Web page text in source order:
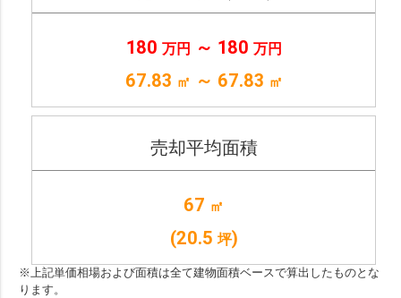
180 万円 ～ 180 万円
67.83 ㎡ ～ 67.83 ㎡
売却平均面積
67 ㎡
(20.5 坪)
※上記単価相場および面積は全て建物面積ベースで算出したものとな
ります。